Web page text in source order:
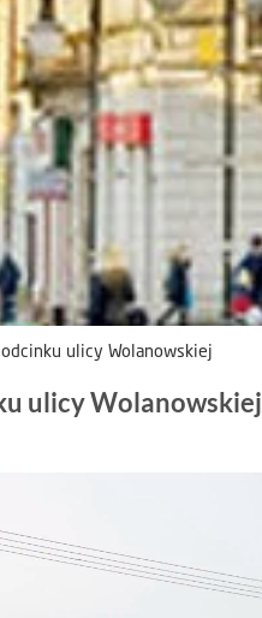
ulicy Wolanowskiej
ulicy Wolanowskiej